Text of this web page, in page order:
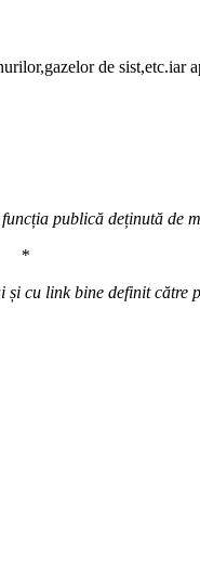
de
publică deținută de
*
cu link bine definit către